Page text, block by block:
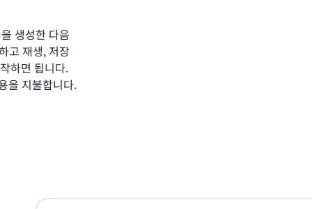
생성한 다음
고 재생, 저장
하면 됩니다.
을 지불합니다.